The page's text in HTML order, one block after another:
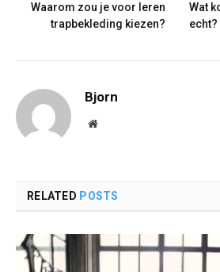
Waarom zou je voor leren
trapbekleding kiezen?
Wat
echt?
Bjorn
Website
RELATED POSTS